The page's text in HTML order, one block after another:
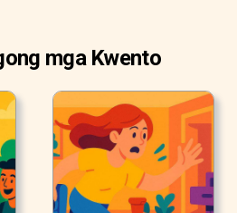
mga Kwento